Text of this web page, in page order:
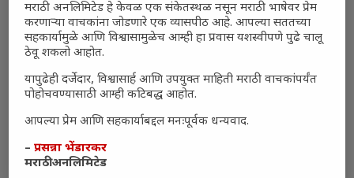
मराठी अनलिमिटेड हे केवळ एक संकेतस्थळ नसून मराठी भाषेवर प्रेम
करणाऱ्या वाचकांना जोडणारे एक व्यासपीठ आहे. आपल्या सततच्या
सहकार्यामुळे आणि विश्वासामुळेच आम्ही हा प्रवास यशस्वीपणे पुढे चालू
ठेवू शकलो आहोत.
यापुढेही दर्जेदार, विश्वासार्ह आणि उपयुक्त माहिती मराठी वाचकांपर्यंत
पोहोचवण्यासाठी आम्ही कटिबद्ध आहोत.
आपल्या प्रेम आणि सहकार्याबद्दल मनःपूर्वक धन्यवाद.
–प्रसन्ना भेंडारकर
मराठी अनलिमिटेड